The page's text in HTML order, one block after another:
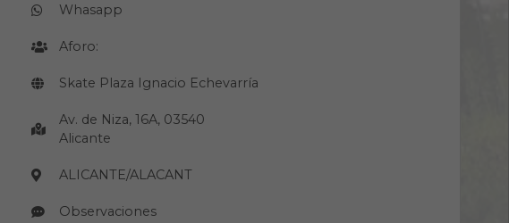
Whasapp
Aforo:
Skate Plaza Ignacio Echevarría
Av. de Niza, 16A, 03540
Alicante
ALICANTE/ALACANT
Observaciones